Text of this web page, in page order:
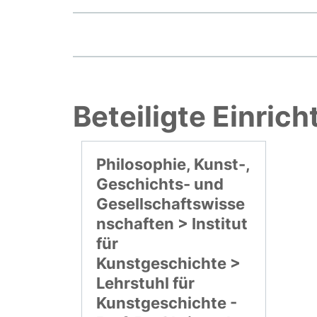
Beteiligte
Philosophie, Kunst-,
Geschichts- und
Gesellschaftswisse
nschaften > Institut
für
Kunstgeschichte >
Lehrstuhl für
Kunstgeschichte -